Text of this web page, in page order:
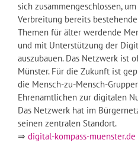
sich zusammengeschlossen,
Verbreitung bereits
Themen für älter werdende
und mit Unterstützung der
auszubauen. Das Netzwerk ist
Münster. Für die Zukunft ist
die Mensch-zu-Mensch-
Ehrenamtlichen zur digitalen
Das Netzwerk hat im
seinen zentralen Standort.
⇒ digital-kompass-muenster.de